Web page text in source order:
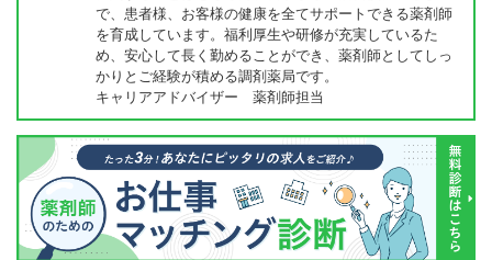
で、患者様、お客様の健康を全てサポートできる薬剤師
を育成しています。福利厚生や研修が充実しているた
め、安心して長く勤めることができ、薬剤師としてしっ
かりとご経験が積める調剤薬局です。
キャリアアドバイザー 薬剤師担当